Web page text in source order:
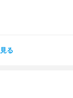
る